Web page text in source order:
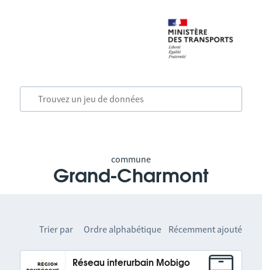
commune
Grand-Charmont
Trier par Ordre alphabétique Récemment ajouté
Réseau interurbain Mobigo